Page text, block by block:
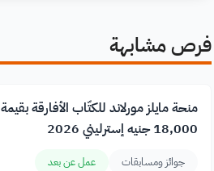
فرص مشابهة
منحة مايلز مورلاند للكتّاب الأفارقة بقيمة
18,000 جنيه إسترليني 2026
جوائز ومسابقات عمل عن بعد